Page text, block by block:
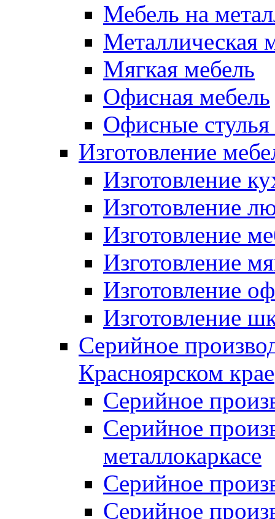
Мебель на
Металлическая
Мягкая мебель
Офисная мебель
Офисные стулья
Изготовление
Изготовление
Изготовление
Изготовление
Изготовление
Изготовление
Изготовление
Серийное
Красноярском крае
Серийное
Серийное
металлокаркасе
Серийное
Серийное